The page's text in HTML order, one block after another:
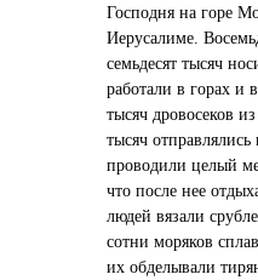
Господня на горе
Иерусалиме.
семьдесят тысяч
работали в горах и
тысяч дровосеков
тысяч
проводили целый
что после нее
людей вязали
сотни моряков
их обделывали